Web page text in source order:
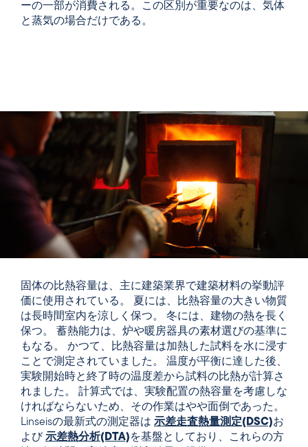
ーの一部が消費される。この区別が重要なのは、気体
固体の比熱容量は、主に建築業界で建築材料の挙動評
価に使用されている。 夏には、比熱容量の大きい物質
は長時間室内を涼しく保つ。 冬には、建物の熱を長く
保つ。 蓄熱能力は、炉や暖房器具の素材選びの基準に
もなる。 かつて、比熱容量は加熱した試料を水に浸す
ことで測定されていました。
実験開始時と終了時の温度差から試料の比熱が計算さ
れました。 計算式では、実験配置の熱容量を考慮しな
ければならないため、その作業はやや面倒であった。
Linseisの最新式の測定器は 示差走査熱量測定(DSC)お
よび示差熱分析(DTA)を基盤としており、これらの方